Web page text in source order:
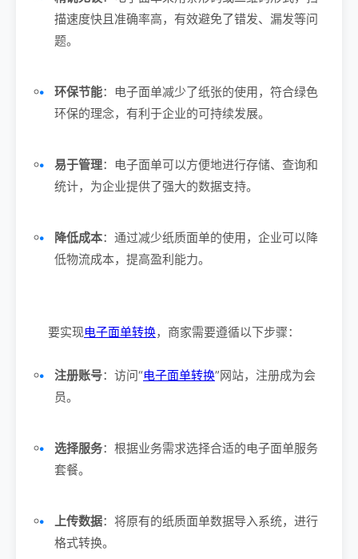
描速度快且准确率高，有效避免了错发、漏发等问
题。
环保节能：电子面单减少了纸张的使用，符合绿色
环保的理念，有利于企业的可持续发展。
易于管理：电子面单可以方便地进行存储、查询和
统计，为企业提供了强大的数据支持。
降低成本：通过减少纸质面单的使用，企业可以降
低物流成本，提高盈利能力。
要实现电子面单转换，商家需要遵循以下步骤：
注册账号：访问“电子面单转换”网站，注册成为会
员。
选择服务：根据业务需求选择合适的电子面单服务
套餐。
上传数据：将原有的纸质面单数据导入系统，进行
格式转换。